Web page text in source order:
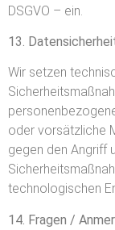
DSGVO – ein.
13.
Wir setzen
oder vorsätzliche
gegen den Angriff
technologischen
14. Fragen /